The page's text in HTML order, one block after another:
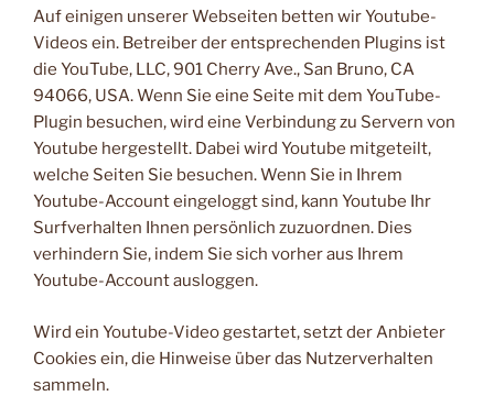
Auf einigen unserer Webseiten betten wir Youtube-
Videos ein. Betreiber der entsprechenden Plugins ist
die YouTube, LLC, 901 Cherry Ave., San Bruno, CA
94066, USA. Wenn Sie eine Seite mit dem YouTube-
Plugin besuchen, wird eine Verbindung zu Servern von
Youtube hergestellt. Dabei wird Youtube mitgeteilt,
welche Seiten Sie besuchen. Wenn Sie in Ihrem
Youtube-Account eingeloggt sind, kann Youtube Ihr
Surfverhalten Ihnen persönlich zuzuordnen. Dies
verhindern Sie, indem Sie sich vorher aus Ihrem
Youtube-Account ausloggen.
Wird ein Youtube-Video gestartet, setzt der Anbieter
Cookies ein, die Hinweise über das Nutzerverhalten
sammeln.